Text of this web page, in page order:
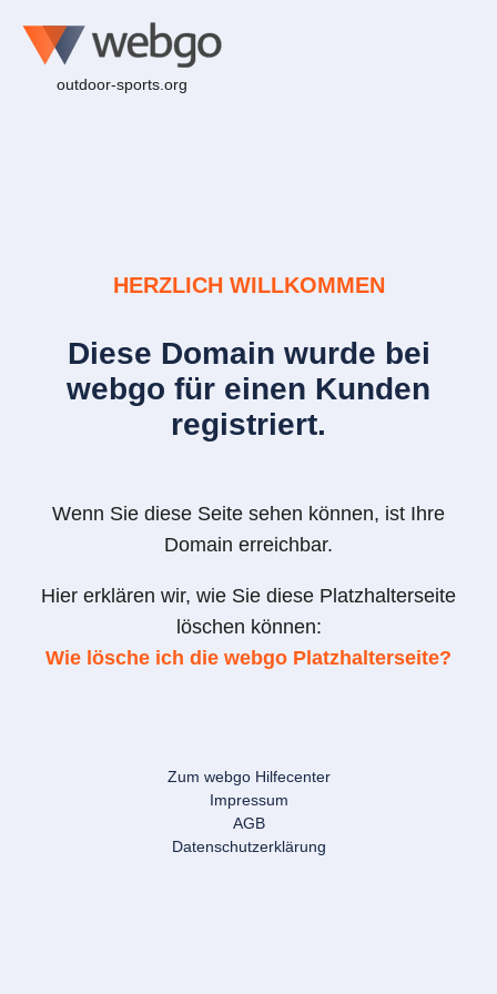
outdoor-sports.org
HERZLICH WILLKOMMEN
Diese Domain wurde bei
webgo für einen Kunden
registriert.
Wenn Sie diese Seite sehen können, ist Ihre
Domain erreichbar.
Hier erklären wir, wie Sie diese Platzhalterseite
löschen können:
Wie lösche ich die webgo Platzhalterseite?
Zum webgo Hilfecenter
Impressum
AGB
Datenschutzerklärung